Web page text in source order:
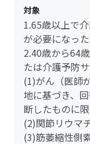
対象
1.65歳以上で
が必要になっ
2.40歳から64
たは介護予防
(1)がん（医師
地に基づき、
断したものに限
(2)関節リウマ
(3)筋萎縮性側